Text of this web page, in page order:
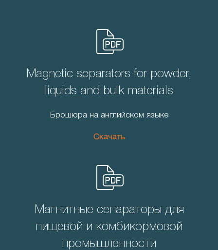
Magnetic separators for powder,
liquids and bulk materials
Брошюра на английском языке
Скачать
Магнитные сепараторы для
пищевой и комбикормовой
промышленности